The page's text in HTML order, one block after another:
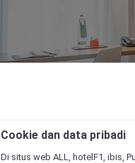
Cookie dan data pribadi
Di situs web ALL, hotelF1, ibis,